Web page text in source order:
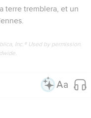
terre tremblera, et un
Inc.® Used by permission.